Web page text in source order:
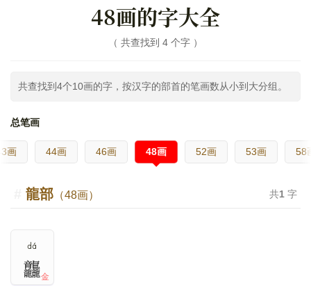
48画的字大全
共查找到 4 个字
共查找到4个10画的字，按汉字的部首的笔画数从小到大分组。
总笔画
画 44画 46画 48画 52画 53画 58
龍部 （48画） 共1 字
dá
龘金